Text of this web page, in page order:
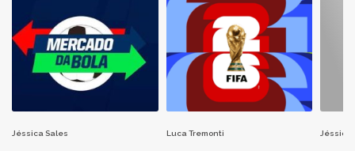
Jéssica Sales Luca Tremonti Jéssica